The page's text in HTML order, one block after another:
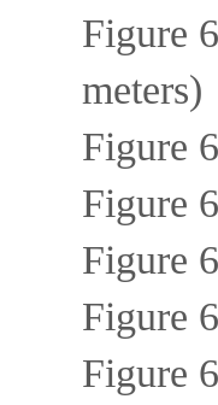
Figure
meters)
Figure
Figure
Figure
Figure
Figure